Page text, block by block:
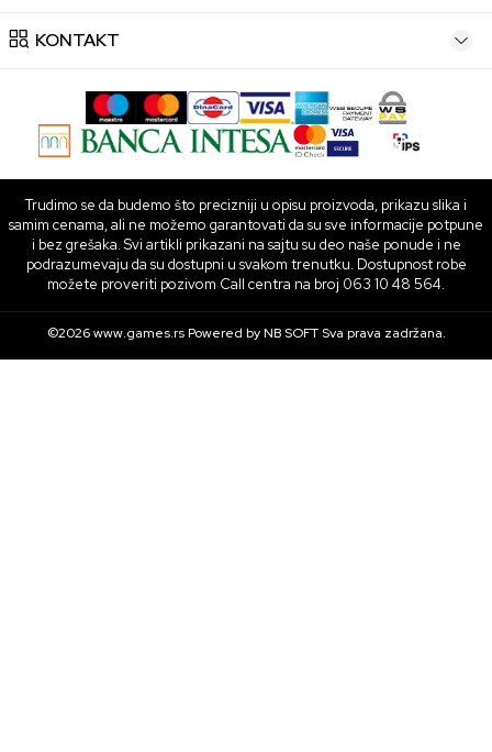
KONTAKT
Trudimo se da budemo što precizniji u opisu proizvoda, prikazu slika i
samim cenama, ali ne možemo garantovati da su sve informacije potpune
i bez grešaka. Svi artikli prikazani na sajtu su deo naše ponude i ne
podrazumevaju da su dostupni u svakom trenutku. Dostupnost robe
možete proveriti pozivom Call centra na broj 063 10 48 564.
©2026www.games.rs Powered byNB SOFTSva prava zadržana.